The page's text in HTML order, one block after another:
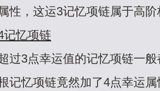
性，这运3记忆项链属于高
记忆项链
过3点幸运值的记忆项链一
记忆项链竟然加了4点幸运